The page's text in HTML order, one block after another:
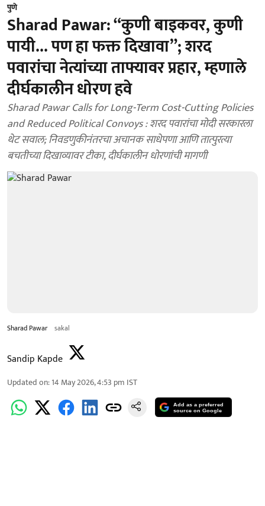
पुणे
Sharad Pawar: “कुणी बाइकवर, कुणी
पायी... पण हा फक्त दिखावा”; शरद
पवारांचा नेत्यांच्या ताफ्यावर प्रहार, म्हणाले
दीर्घकालीन धोरण हवे
Sharad Pawar Calls for Long-Term Cost-Cutting Policies
and Reduced Political Convoys : शरद पवारांचा मोदी सरकारला
थेट सवाल; निवडणुकीनंतरचा अचानक साधेपणा आणि तात्पुरत्या
बचतीच्या दिखाव्यावर टीका, दीर्घकालीन धोरणांची मागणी
Sharad Pawar sakal
Sandip Kapde
Updated on:14 May 2026, 4:53 pm IST
Add as a preferred
source on Google